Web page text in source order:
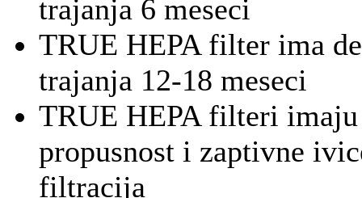
trajanja 6 meseci
TRUE HEPA filter ima
trajanja 12-18 meseci
TRUE HEPA filteri
propusnost i zaptivne
filtracija